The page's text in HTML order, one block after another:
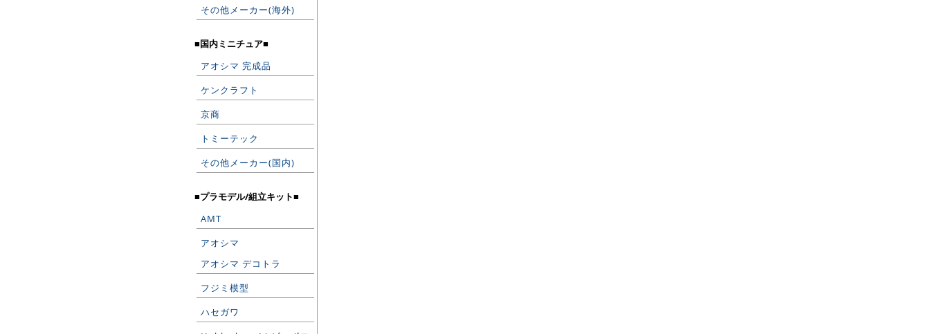
その他メーカー(海外)
■国内ミニチュア■
アオシマ 完成品
ケンクラフト
京商
トミーテック
その他メーカー(国内)
■プラモデル/組立キット■
AMT
アオシマ
アオシマ デコトラ
フジミ模型
ハセガワ